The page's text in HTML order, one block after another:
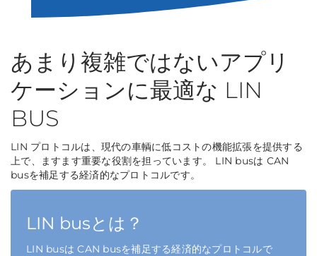
あまり複雑ではないアプリ
ケーションに最適な LIN
BUS
LIN プロトコルは、現代の車輌に低コストの機能拡張を提供する
上で、ますます重要な役割を担っています。 LIN busは CAN
busを補足する経済的なプロトコルです。
LIN busとは？
LIN busは CAN busを補足する経済的なプロトコルで